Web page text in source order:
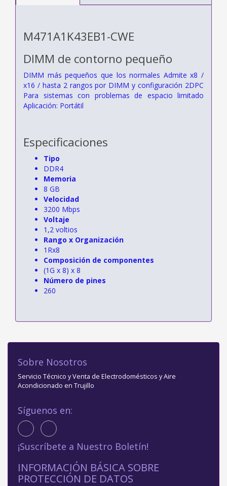
M471A1K43EB1-CWE
DIMM de contorno pequeño
DIMM más pequeños que los normales Admite x8 /
x16 / hasta 2 rangos por DIMM y configuración 2DPC
Para sistemas con problemas de espacio limitado
Aplicación: Portátil
Especificaciones
Tipo
DDR4
Memoria
8 GB
Velocidad
3200 Mbps
Voltaje
1,2 voltios
Rango x Organización
1Rx8
Composición de componentes
(1G x 8) x 8
Número de pines
260
Sobre Nosotros
Servicio Técnico y Venta de Electrodomésticos y Aire
Acondicionado en Trujillo
Síguenos en:
¡Suscríbete a Nuestro Boletín!
INFORMACIÓN BÁSICA SOBRE
PROTECCIÓN DE DATOS